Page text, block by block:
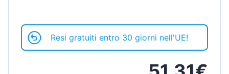
Resi gratuiti entro 30 giorni nell'UE!